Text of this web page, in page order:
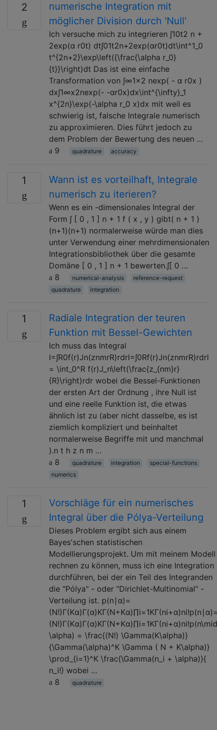
2
numerische Integration mit
möglicher Division durch 'Null'
Ich versuche mich zu integrieren ∫10t2 n +
2exp(α r0t) dt∫01t2n+2exp⁡(αr0t)dt\int^1_0
t^{2n+2}\exp\left({\frac{\alpha r_0}
{t}}\right)dt Das ist eine einfache
Transformation von ∫∞1x2 nexp( - α r0x )
dx∫1∞x2nexp⁡(- -αr0x)dx\int^{\infty}_1
x^{2n}\exp(-\alpha r_0 x)dx mit weil es
schwierig ist, falsche Integrale numerisch
zu approximieren. Dies führt jedoch zu
dem Problem der Bewertung des neuen …
9
quadrature accuracy
1
Wann ist es vorteilhaft, Integrale
numerisch zu iterieren?
Wenn es ein -dimensionales Integral der
Form ∫ [ 0 , 1 ] n + 1 f ( x , y ) gibt( n + 1 )
(n+1)(n+1) normalerweise würde man dies
unter Verwendung einer mehrdimensionalen
Integrationsbibliothek über die gesamte
Domäne [ 0 , 1 ] n + 1 bewerten.∫[ 0 …
8
numerical-analysis
reference-request
quadrature
integration
1
Radiale Integration der teuren
Funktion mit Bessel-Gewichten
Ich muss das Integral
I=∫R0f(r)Jn(znmrR)rdrI=∫0Rf(r)Jn(znmrR)rdrI
= \int_0^R f(r)J_n\left(\frac{z_{nm}r}
{R}\right)rdr wobei die Bessel-Funktionen
der ersten Art der Ordnung , ihre Null ist
und eine reelle Funktion ist, die etwas
ähnlich ist zu (aber nicht dasselbe, es ist
ziemlich kompliziert und beinhaltet
normalerweise Begriffe mit und manchmal
).n t h z n m …
8
quadrature integration
special-functions
numerics
1
Vorschläge für ein numerisches
Integral über die Pólya-Verteilung
Dieses Problem ergibt sich aus einem
Bayes'schen statistischen
Modellierungsprojekt. Um mit meinem Modell
rechnen zu können, muss ich eine Integration
durchführen, bei der ein Teil des Integranden
die "Pólya" - oder "Dirichlet-Multinomial" -
Verteilung ist. p(n∣α)=
(N!)Γ(Kα)Γ(α)KΓ(N+Kα)∏i=1KΓ(ni+α)ni!p(n\mid
\alpha) = \frac{(N!) \Gamma(K\alpha)}
{\Gamma(\alpha)^K \Gamma ( N + K\alpha)}
\prod_{i=1}^K \frac{\Gamma(n_i + \alpha)}{
n_i!} wobei …
8
quadrature